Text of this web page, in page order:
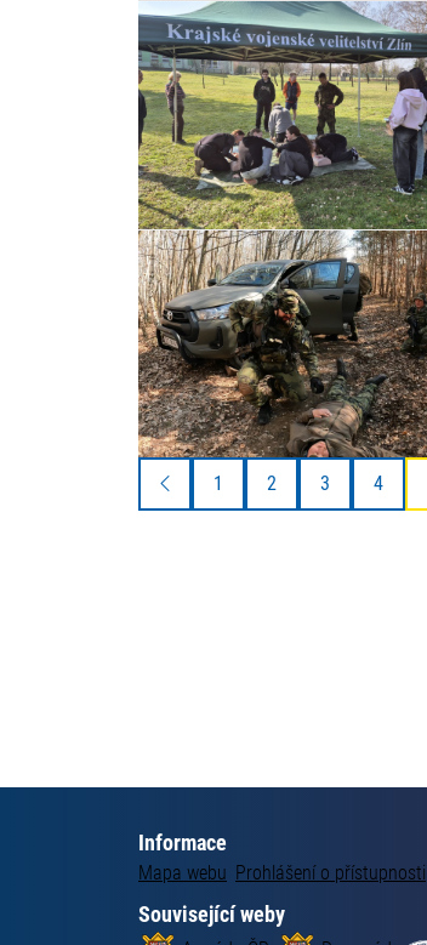
1 2 3 4
Informace
Mapa webu Prohlášení o přístupnosti
Související weby